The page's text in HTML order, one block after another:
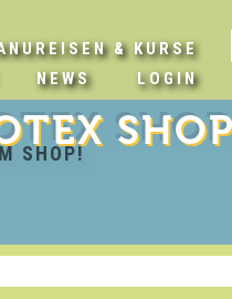
& KURSE
NEWS LOGIN
SHOP!